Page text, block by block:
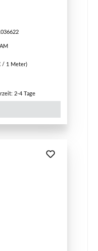
/ 1 Meter)
Preis:
2-4 Tage